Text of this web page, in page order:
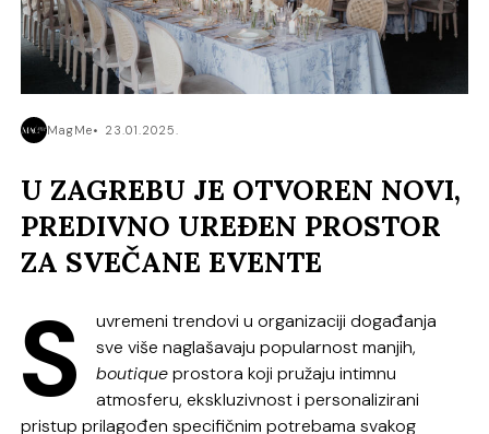
MagMe 23.01.2025.
U ZAGREBU JE OTVOREN NOVI,
PREDIVNO UREĐEN PROSTOR
ZA SVEČANE EVENTE
S
uvremeni trendovi u organizaciji događanja
sve više naglašavaju popularnost manjih,
boutiqueprostora koji pružaju intimnu
atmosferu, ekskluzivnost i personalizirani
pristup prilagođen specifičnim potrebama svakog